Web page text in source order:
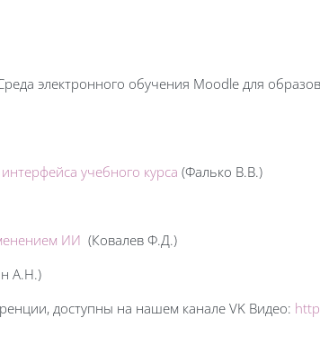
электронного обучения Moodle для
учебного курса (Фалько В.В.)
ИИ (Ковалев Ф.Д.)
А.Н.)
доступны на нашем канале VK Видео: